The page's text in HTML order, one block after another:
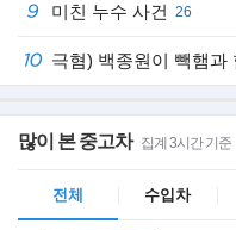
미친 누수 사건 26
극혐) 백종원이 빽햄과
많이 본 중고차 집계 3시간 기준
전체 수입차